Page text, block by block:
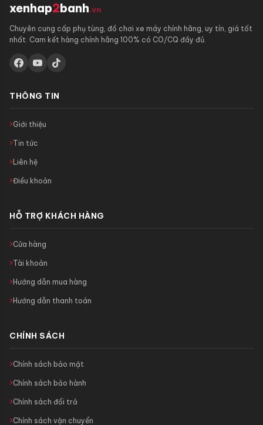
xenhap2banh.vn
Chuyên cung cấp phụ tùng, đồ chơi xe máy chính hãng, uy tín, giá tốt
nhất. Cam kết hàng chính hãng 100% có CO/CQ đầy đủ.
THÔNG TIN
Giới thiệu
Tin tức
Liên hệ
Điều khoản
HỖ TRỢ KHÁCH HÀNG
Cửa hàng
Tài khoản
Hướng dẫn mua hàng
Hướng dẫn thanh toán
CHÍNH SÁCH
Chính sách bảo mật
Chính sách bảo hành
Chính sách đổi trả
Chính sách vận chuyển